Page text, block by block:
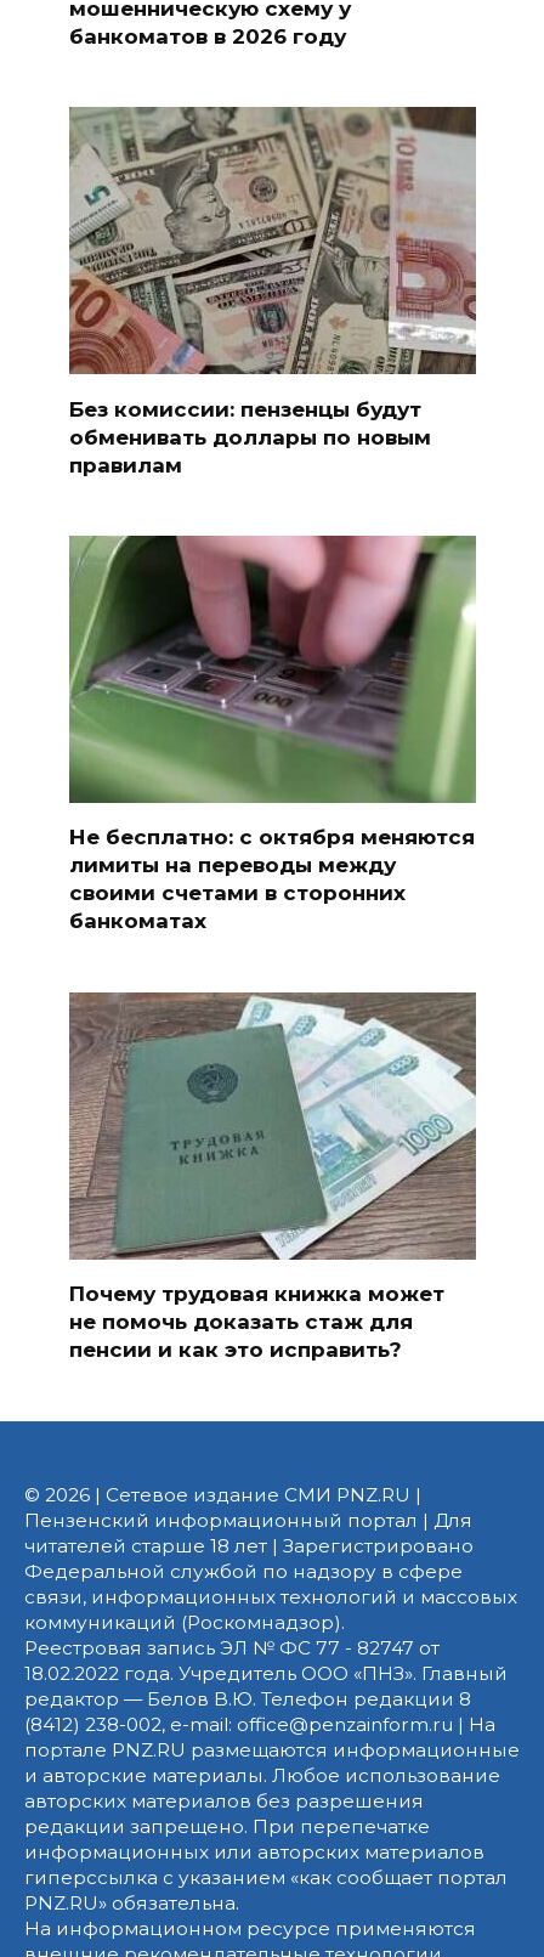
мошенническую схему у
банкоматов в 2026 году
Без комиссии: пензенцы будут
обменивать доллары по новым
правилам
Не бесплатно: с октября меняются
лимиты на переводы между
своими счетами в сторонних
банкоматах
Почему трудовая книжка может
не помочь доказать стаж для
пенсии и как это исправить?
© 2026 | Сетевое издание СМИ PNZ.RU |
Пензенский информационный портал | Для
читателей старше 18 лет | Зарегистрировано
Федеральной службой по надзору в сфере
связи, информационных технологий и массовых
коммуникаций (Роскомнадзор).
Реестровая запись ЭЛ № ФС 77 - 82747 от
18.02.2022 года. Учредитель ООО «ПНЗ». Главный
редактор — Белов В.Ю. Телефон редакции 8
(8412) 238-002, e-mail: office@penzainform.ru | На
портале PNZ.RU размещаются информационные
и авторские материалы. Любое использование
авторских материалов без разрешения
редакции запрещено. При перепечатке
информационных или авторских материалов
гиперссылка с указанием «как сообщает портал
PNZ.RU» обязательна.
На информационном ресурсе применяются